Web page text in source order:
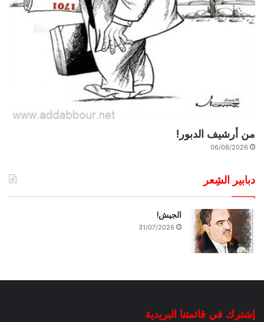
من أرشيف الدبور!
06/08/2026
دبابير الشِعر
الجيش!
31/07/2026
إشترك في قائمتنا البريدية